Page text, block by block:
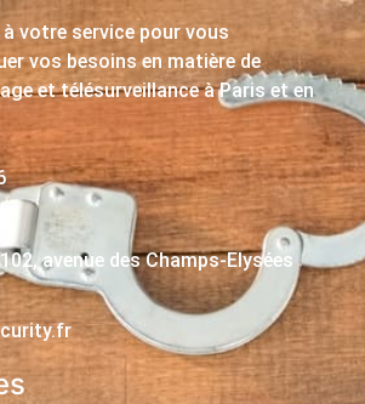
votre service pour vous
vos besoins en matière de
et télésurveillance à Paris et en
avenue des Champs-Elysées